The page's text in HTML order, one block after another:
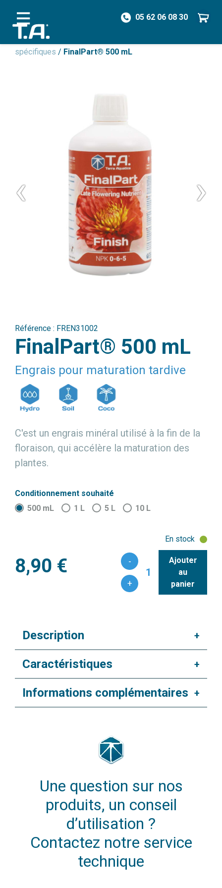
05 62 06 08 30
/ Engrais
spécifiques / FinalPart® 500 mL
‹ ›
Référence : FREN31002
FinalPart® 500 mL
Engrais pour maturation tardive
C'est un engrais minéral utilisé à la fin de la
floraison, qui accélère la maturation des
plantes.
Conditionnement souhaité
500 mL
1 L 5 L 10 L
8,90 €
En stock
Ajouter
au
panier
-
+
1
Description +
Caractéristiques +
Informations complémentaires +
Une question sur nos
produits, un conseil
d’utilisation ?
Contactez notre service
technique